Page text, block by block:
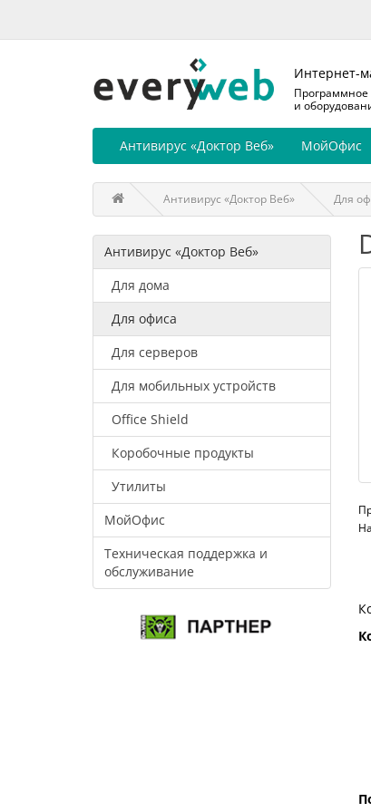
Интернет-
Программное
и
Антивирус «Доктор Веб» МойОфис
Антивирус «Доктор Веб» Для
Антивирус «Доктор Веб»
Для дома
Для офиса
Для серверов
Для мобильных устройств
Office Shield
Коробочные продукты
Утилиты
МойОфис
Техническая поддержка и
обслуживание